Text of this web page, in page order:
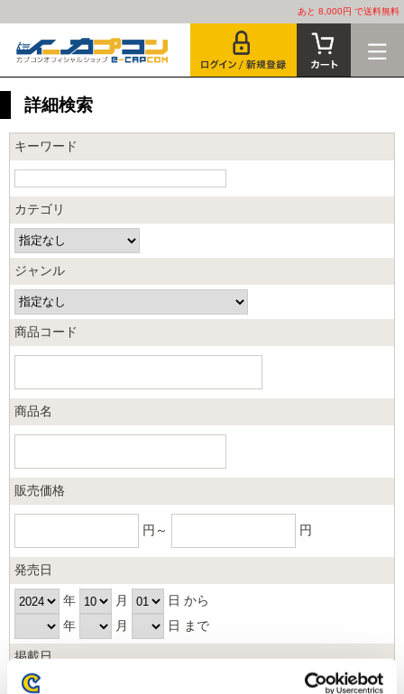
あと 8,000円 で送料無料
詳細検索
キーワード
カテゴリ
ジャンル
商品コード
商品名
販売価格
円～ 円
発売日
年 月
日 から
年
月 日 まで
掲載日